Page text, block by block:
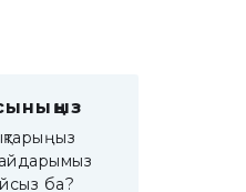
айдарымыз
ба?